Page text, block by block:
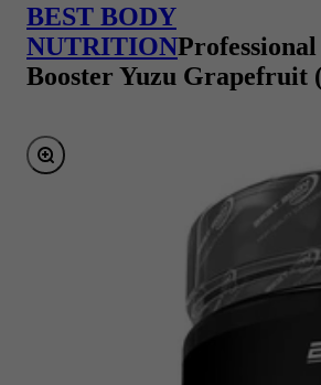
BEST BODY
NUTRITION
Booster Yuzu Grapefruit
Bild vergrößern